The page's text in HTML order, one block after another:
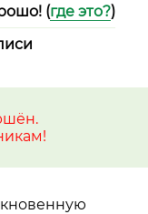
(где это?)